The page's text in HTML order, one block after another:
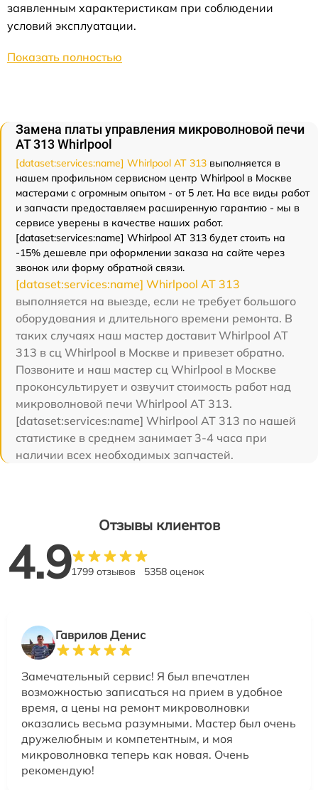
заявленным характеристикам при соблюдении
условий эксплуатации.
Показать полностью
Замена платы управления микроволновой печи
AT 313 Whirlpool
[dataset:services:name] Whirlpool AT 313 выполняется в
нашем профильном сервисном центр Whirlpool в Москве
мастерами с огромным опытом - от 5 лет. На все виды работ
и запчасти предоставляем расширенную гарантию - мы в
сервисе уверены в качестве наших работ.
[dataset:services:name] Whirlpool AT 313 будет стоить на
-15% дешевле при оформлении заказа на сайте через
звонок или форму обратной связи.
[dataset:services:name] Whirlpool AT 313
выполняется на выезде, если не требует большого
оборудования и длительного времени ремонта. В
таких случаях наш мастер доставит Whirlpool AT
313 в сц Whirlpool в Москве и привезет обратно.
Позвоните и наш мастер сц Whirlpool в Москве
проконсультирует и озвучит стоимость работ над
микроволновой печи Whirlpool AT 313.
[dataset:services:name] Whirlpool AT 313 по нашей
статистике в среднем занимает 3-4 часа при
наличии всех необходимых запчастей.
Отзывы клиентов
4.91799 отзывов 5358 оценок
Гаврилов Денис
Замечательный сервис! Я был впечатлен
возможностью записаться на прием в удобное
время, а цены на ремонт микроволновки
оказались весьма разумными. Мастер был очень
дружелюбным и компетентным, и моя
микроволновка теперь как новая. Очень
рекомендую!